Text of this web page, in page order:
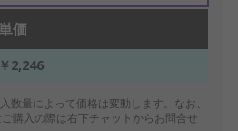
価
￥2,246
数量によって価格は変動します。なお、
購入の際は右下チャットからお問合せ